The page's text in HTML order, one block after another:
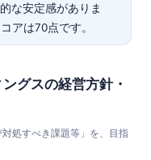
な安定感がありま
アは70点です。
グスの経営方針・
処すべき課題等」を、目指